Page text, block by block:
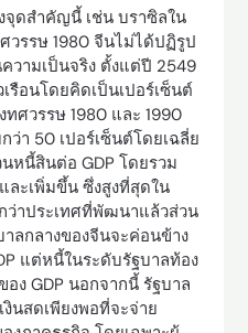
จุดสำคัญนี้ เช่น บราซิลใน
รรษ 1980 จีนไม่ได้ปฏิรูป
วามเป็นจริง ตั้งแต่ปี 2549
รือนโดยคิดเป็นเปอร์เซ็นต์
ทศวรรษ 1980 และ 1990
ว่า 50 เปอร์เซ็นต์โดยเฉลี่ย
หนี้สินต่อ GDP โดยรวม
ะเพิ่มขึ้น ซึ่งสูงที่สุดใน
ว่าประเทศที่พัฒนาแล้วส่วน
ลกลางของจีนจะค่อนข้าง
แต่หนี้ในระดับรัฐบาลท้อง
ง GDP นอกจากนี้ รัฐบาล
นสดเพียงพอที่จะจ่าย